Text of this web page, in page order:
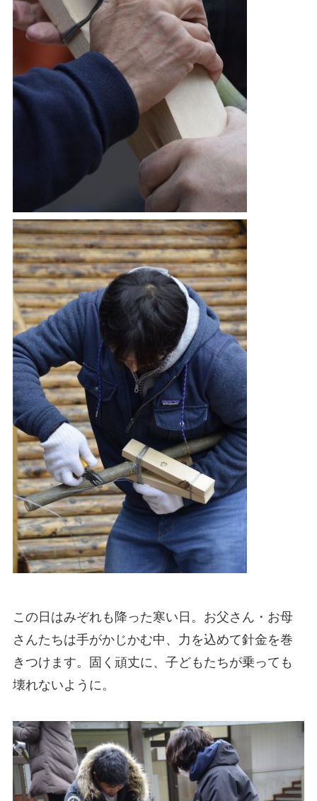
この日はみぞれも降った寒い日。お父さん・お母
さんたちは手がかじかむ中、力を込めて針金を巻
きつけます。固く頑丈に、子どもたちが乗っても
壊れないように。